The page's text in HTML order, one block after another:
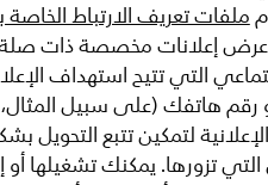
ملفات تعريف الارتباط
إعلانات مخصصة ذات
التي تتيح استهداف
رقم هاتفك (على سبيل
لتمكين تتبع التحويل
التي تزورها. يمكنك